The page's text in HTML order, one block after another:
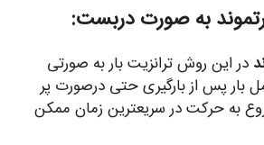
به صورت دربست:
در این روش ترانزیت بار به صورتی
پس از بارگیری حتی درصورت پر
به حرکت در سریعترین زمان ممکن